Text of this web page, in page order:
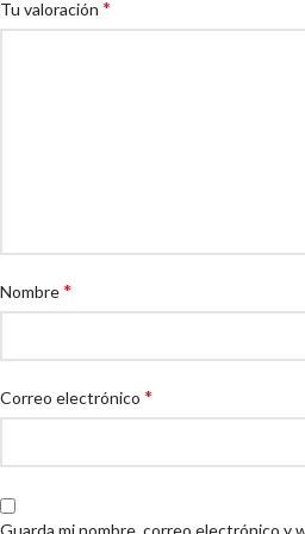
Tu valoración *
Nombre*
Correo electrónico *
Guarda mi nombre, correo electrónico y